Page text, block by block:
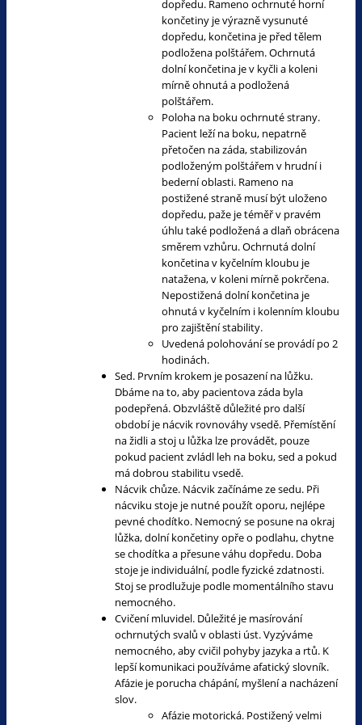
dopředu. Rameno ochrnuté horní
končetiny je výrazně vysunuté
dopředu, končetina je před tělem
podložena polštářem. Ochrnutá
dolní končetina je v kyčli a koleni
mírně ohnutá a podložená
polštářem.
Poloha na boku ochrnuté strany.
Pacient leží na boku, nepatrně
přetočen na záda, stabilizován
podloženým polštářem v hrudní i
bederní oblasti. Rameno na
postižené straně musí být uloženo
dopředu, paže je téměř v pravém
úhlu také podložená a dlaň obrácena
směrem vzhůru. Ochrnutá dolní
končetina v kyčelním kloubu je
natažena, v koleni mírně pokrčena.
Nepostižená dolní končetina je
ohnutá v kyčelním i kolenním kloubu
pro zajištění stability.
Uvedená polohování se provádí po 2
hodinách.
Sed. Prvním krokem je posazení na lůžku.
Dbáme na to, aby pacientova záda byla
podepřená. Obzvláště důležité pro další
období je nácvik rovnováhy vsedě. Přemístění
na židli a stoj u lůžka lze provádět, pouze
pokud pacient zvládl leh na boku, sed a pokud
má dobrou stabilitu vsedě.
Nácvik chůze. Nácvik začínáme ze sedu. Při
nácviku stoje je nutné použít oporu, nejlépe
pevné chodítko. Nemocný se posune na okraj
lůžka, dolní končetiny opře o podlahu, chytne
se chodítka a přesune váhu dopředu. Doba
stoje je individuální, podle fyzické zdatnosti.
Stoj se prodlužuje podle momentálního stavu
nemocného.
Cvičení mluvidel. Důležité je masírování
ochrnutých svalů v oblasti úst. Vyzýváme
nemocného, aby cvičil pohyby jazyka a rtů. K
lepší komunikaci používáme afatický slovník.
Afázie je porucha chápání, myšlení a nacházení
slov.
Afázie motorická. Postižený velmi